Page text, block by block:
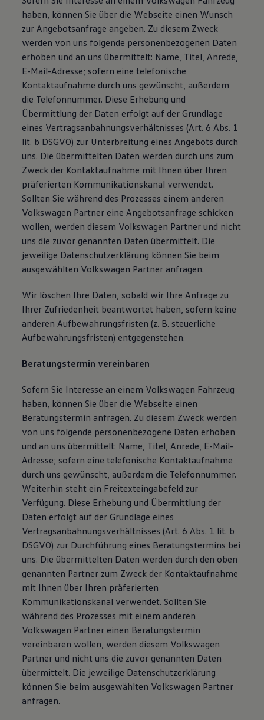
haben, können Sie über die Webseite einen Wunsch
zur Angebotsanfrage angeben. Zu diesem Zweck
werden von uns folgende personenbezogenen Daten
erhoben und an uns übermittelt: Name, Titel, Anrede,
E-Mail-Adresse; sofern eine telefonische
Kontaktaufnahme durch uns gewünscht, außerdem
die Telefonnummer. Diese Erhebung und
Übermittlung der Daten erfolgt auf der Grundlage
eines Vertragsanbahnungsverhältnisses (Art. 6 Abs. 1
lit. b DSGVO) zur Unterbreitung eines Angebots durch
uns. Die übermittelten Daten werden durch uns zum
Zweck der Kontaktaufnahme mit Ihnen über Ihren
präferierten Kommunikationskanal verwendet.
Sollten Sie während des Prozesses einem anderen
Volkswagen Partner eine Angebotsanfrage schicken
wollen, werden diesem Volkswagen Partner und nicht
uns die zuvor genannten Daten übermittelt. Die
jeweilige Datenschutzerklärung können Sie beim
ausgewählten Volkswagen Partner anfragen.
Wir löschen Ihre Daten, sobald wir Ihre Anfrage zu
Ihrer Zufriedenheit beantwortet haben, sofern keine
anderen Aufbewahrungsfristen (z. B. steuerliche
Aufbewahrungsfristen) entgegenstehen.
Beratungstermin vereinbaren
Sofern Sie Interesse an einem Volkswagen Fahrzeug
haben, können Sie über die Webseite einen
Beratungstermin anfragen. Zu diesem Zweck werden
von uns folgende personenbezogene Daten erhoben
und an uns übermittelt: Name, Titel, Anrede, E-Mail-
Adresse; sofern eine telefonische Kontaktaufnahme
durch uns gewünscht, außerdem die Telefonnummer.
Weiterhin steht ein Freitexteingabefeld zur
Verfügung. Diese Erhebung und Übermittlung der
Daten erfolgt auf der Grundlage eines
Vertragsanbahnungsverhältnisses (Art. 6 Abs. 1 lit. b
DSGVO) zur Durchführung eines Beratungstermins bei
uns. Die übermittelten Daten werden durch den oben
genannten Partner zum Zweck der Kontaktaufnahme
mit Ihnen über Ihren präferierten
Kommunikationskanal verwendet. Sollten Sie
während des Prozesses mit einem anderen
Volkswagen Partner einen Beratungstermin
vereinbaren wollen, werden diesem Volkswagen
Partner und nicht uns die zuvor genannten Daten
übermittelt. Die jeweilige Datenschutzerklärung
können Sie beim ausgewählten Volkswagen Partner
anfragen.